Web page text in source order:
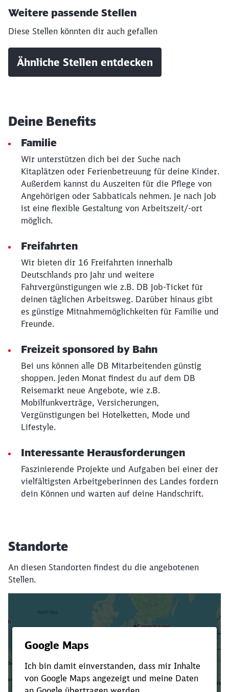
Weitere passende Stellen
Diese Stellen könnten dir auch gefallen
Ähnliche Stellen entdecken
Deine Benefits
Familie
Wir unterstützen dich bei der Suche nach
Kitaplätzen oder Ferienbetreuung für deine Kinder.
Außerdem kannst du Auszeiten für die Pflege von
Angehörigen oder Sabbaticals nehmen. Je nach Job
ist eine flexible Gestaltung von Arbeitszeit/-ort
möglich.
Freifahrten
Wir bieten dir 16 Freifahrten innerhalb
Deutschlands pro Jahr und weitere
Fahrvergünstigungen wie z.B. DB Job-Ticket für
deinen täglichen Arbeitsweg. Darüber hinaus gibt
es günstige Mitnahmemöglichkeiten für Familie und
Freunde.
Freizeit sponsored by Bahn
Bei uns können alle DB Mitarbeitenden günstig
shoppen. Jeden Monat findest du auf dem DB
Reisemarkt neue Angebote, wie z.B.
Mobilfunkverträge, Versicherungen,
Vergünstigungen bei Hotelketten, Mode und
Lifestyle.
Interessante Herausforderungen
Faszinierende Projekte und Aufgaben bei einer der
vielfältigsten Arbeitgeberinnen des Landes fordern
dein Können und warten auf deine Handschrift.
Standorte
An diesen Standorten findest du die angebotenen
Stellen.
Schließen
Möchten Sie zuweitergeleitet
werden?
Abbrechen Weiter